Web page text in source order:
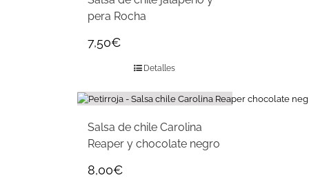
pera Rocha
7,50€
Detalles
Salsa de chile Carolina
Reaper y chocolate negro
8,00€